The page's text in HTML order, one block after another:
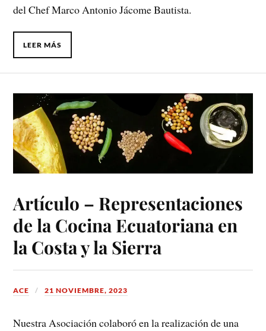
del Chef Marco Antonio Jácome Bautista.
LEER MÁS
Artículo – Representaciones
de la Cocina Ecuatoriana en
la Costa y la Sierra
ACE 21 NOVIEMBRE, 2023
Nuestra Asociación colaboró en la realización de una